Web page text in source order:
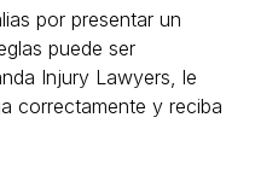
por presentar un
puede ser
Injury Lawyers, le
correctamente y reciba